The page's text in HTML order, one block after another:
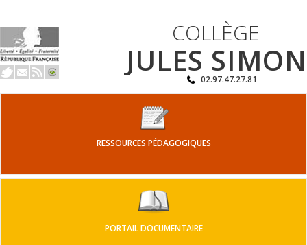
COLLÈGE
JULES SIMON
02.97.47.27.81
RESSOURCES PÉDAGOGIQUES
PORTAIL DOCUMENTAIRE